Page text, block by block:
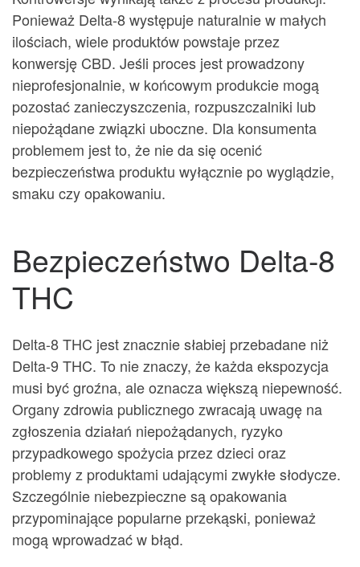
Ponieważ Delta-8 występuje naturalnie w małych
ilościach, wiele produktów powstaje przez
konwersję CBD. Jeśli proces jest prowadzony
nieprofesjonalnie, w końcowym produkcie mogą
pozostać zanieczyszczenia, rozpuszczalniki lub
niepożądane związki uboczne. Dla konsumenta
problemem jest to, że nie da się ocenić
bezpieczeństwa produktu wyłącznie po wyglądzie,
smaku czy opakowaniu.
Bezpieczeństwo Delta-8
THC
Delta-8 THC jest znacznie słabiej przebadane niż
Delta-9 THC. To nie znaczy, że każda ekspozycja
musi być groźna, ale oznacza większą niepewność.
Organy zdrowia publicznego zwracają uwagę na
zgłoszenia działań niepożądanych, ryzyko
przypadkowego spożycia przez dzieci oraz
problemy z produktami udającymi zwykłe słodycze.
Szczególnie niebezpieczne są opakowania
przypominające popularne przekąski, ponieważ
mogą wprowadzać w błąd.